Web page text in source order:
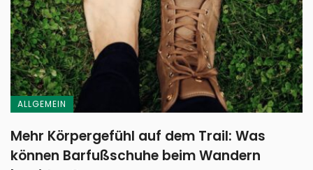
ALLGEMEIN
Mehr Körpergefühl auf dem Trail: Was
können Barfußschuhe beim Wandern